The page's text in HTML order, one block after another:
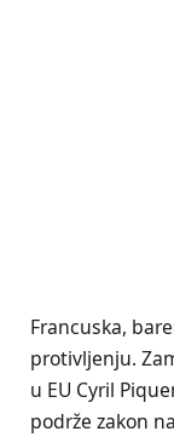
Francuska,
protivljenju.
u EU Cyril
podrže zakon